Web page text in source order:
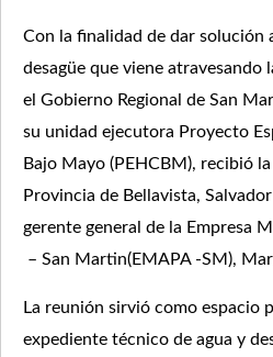
Con la finalidad de dar solución
desagüe que viene atravesando
el Gobierno Regional de San
su unidad ejecutora Proyecto
Bajo Mayo (PEHCBM), recibió
Provincia de Bellavista,
gerente general de la Empresa
– San Martin(EMAPA -SM),
La reunión sirvió como espacio
expediente técnico de agua y